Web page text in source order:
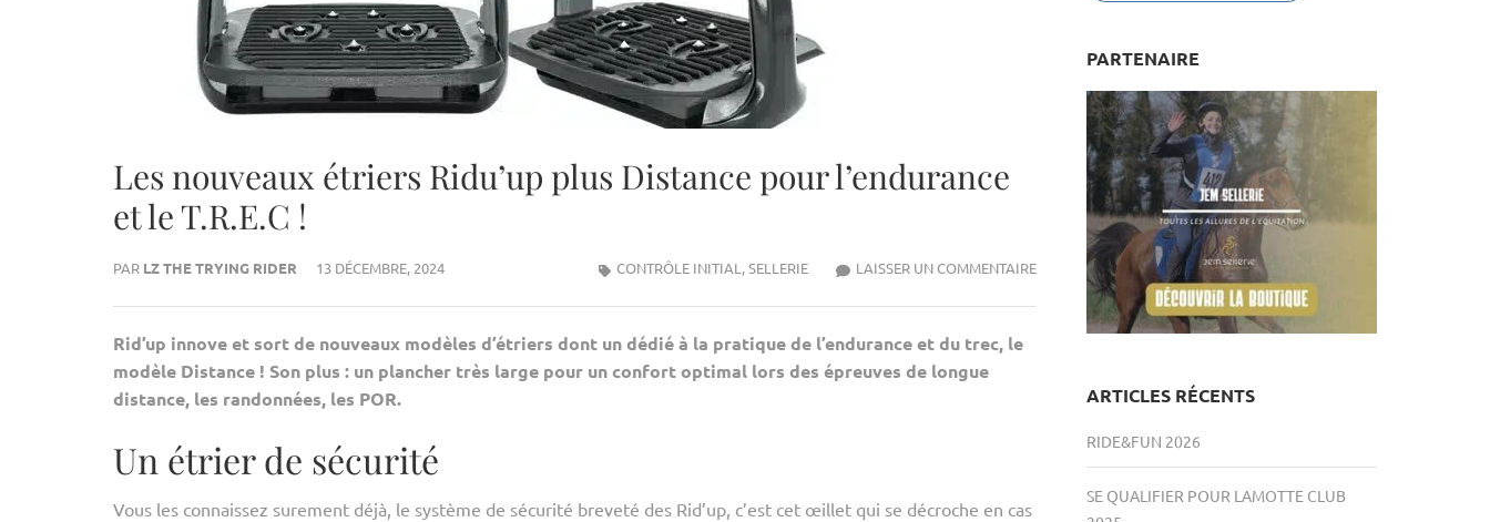
Les nouveaux étriers Ridu’up plus Distance pour l’endurance
et le T.R.E.C !
PAR LZ THE TRYING RIDER 13 DÉCEMBRE, 2024 LAISSER UN COMMENTAIRELES
NOUVEAUX
ÉTRIERS
DISTANCE
L’ENDURANCE
CONTRÔLE INITIAL ,SELLERIE
Rid’up innove et sort de nouveaux modèles d’étriers dont un dédié à la pratique de l’endurance et du trec, le
modèle Distance ! Son plus : un plancher très large pour un confort optimal lors des épreuves de longue
distance, les randonnées, les POR.
Un étrier de sécurité
Vous les connaissez surement déjà, le système de sécurité breveté des Rid’up, c’est cet œillet qui se décroche en cas
PARTENAIRE
ARTICLES RÉCENTS
RIDE&FUN 2026
SE QUALIFIER POUR LAMOTTE CLUB